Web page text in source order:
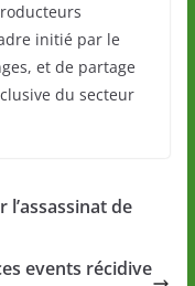
initié par le
et de partage
du secteur
de
events récidive